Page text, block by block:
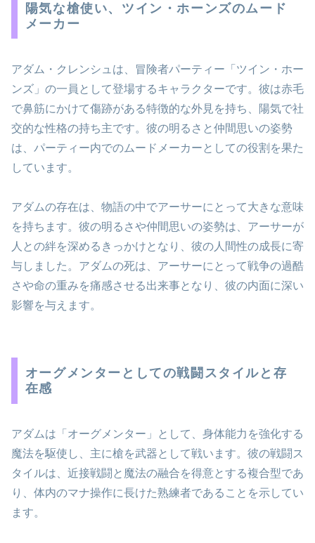
陽気な槍使い、ツイン・ホーンズのムード
メーカー
アダム・クレンシュは、冒険者パーティー「ツイン・ホー
ンズ」の一員として登場するキャラクターです。彼は赤毛
で鼻筋にかけて傷跡がある特徴的な外見を持ち、陽気で社
交的な性格の持ち主です。彼の明るさと仲間思いの姿勢
は、パーティー内でのムードメーカーとしての役割を果た
しています。
アダムの存在は、物語の中でアーサーにとって大きな意味
を持ちます。彼の明るさや仲間思いの姿勢は、アーサーが
人との絆を深めるきっかけとなり、彼の人間性の成長に寄
与しました。アダムの死は、アーサーにとって戦争の過酷
さや命の重みを痛感させる出来事となり、彼の内面に深い
影響を与えます。
オーグメンターとしての戦闘スタイルと存
在感
アダムは「オーグメンター」として、身体能力を強化する
魔法を駆使し、主に槍を武器として戦います。彼の戦闘ス
タイルは、近接戦闘と魔法の融合を得意とする複合型であ
り、体内のマナ操作に長けた熟練者であることを示してい
ます。